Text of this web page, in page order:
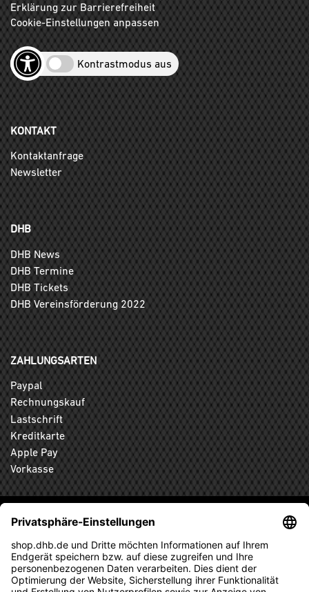
Erklärung zur Barrierefreiheit
Cookie-Einstellungen anpassen
Kontrastmodus aus
KONTAKT
Kontaktanfrage
Newsletter
DHB
DHB News
DHB Termine
DHB Tickets
DHB Vereinsförderung 2022
ZAHLUNGSARTEN
Paypal
Rechnungskauf
Lastschrift
Kreditkarte
Apple Pay
Vorkasse
ABONNIEREN SIE DEN KOSTENLOSEN DHB-FANSHOP
NEWSLETTER UND VERPASSEN SIE KEINE NEUIGKEIT ODER
AKTION MEHR.
ANMELDEN